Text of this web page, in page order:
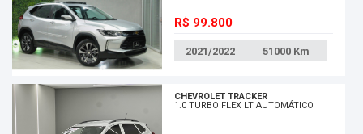
R$ 99.800
2021/2022 51000 Km
CHEVROLET TRACKER
1.0 TURBO FLEX LT AUTOMÁTICO